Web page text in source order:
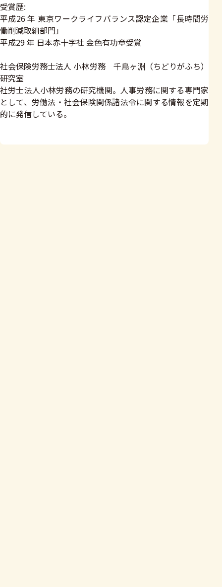
受賞歴:
平成26 年 東京ワークライフバランス認定企業「長時間労
働削減取組部門」
平成29 年 日本赤十字社 金色有功章受賞
社会保険労務士法人 小林労務 千鳥ヶ淵（ちどりがふち）
研究室
社労士法人小林労務の研究機関。人事労務に関する専門家
として、労働法・社会保険関係諸法令に関する情報を定期
的に発信している。